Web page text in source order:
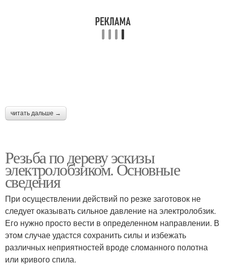
читать дальше →
Резьба по дереву эскизы
электролобзиком. Основные
сведения
При осуществлении действий по резке заготовок не
следует оказывать сильное давление на электролобзик.
Его нужно просто вести в определенном направлении. В
этом случае удастся сохранить силы и избежать
различных неприятностей вроде сломанного полотна
или кривого спила.